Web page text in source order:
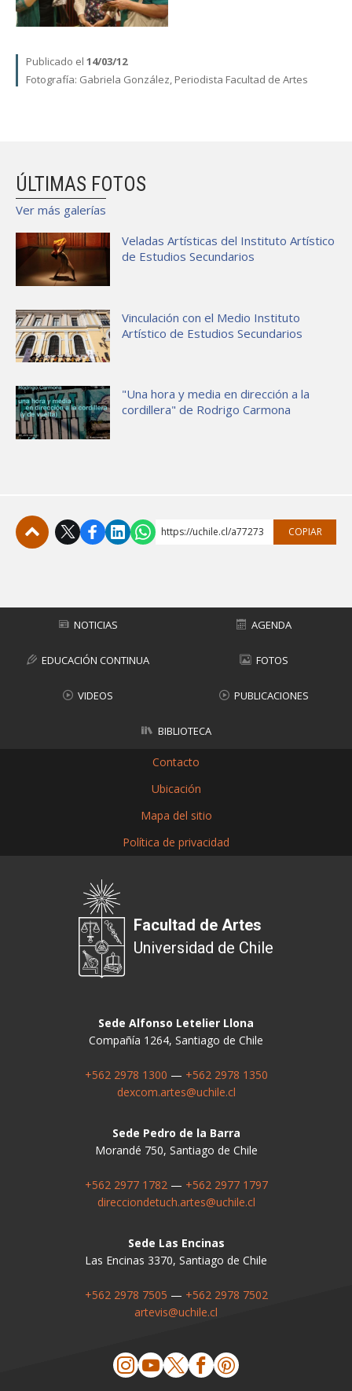
Publicado el 14/03/12
Fotografía: Gabriela González, Periodista Facultad de Artes
ÚLTIMAS FOTOS
Ver más galerías
Veladas Artísticas del Instituto Artístico
de Estudios Secundarios
Vinculación con el Medio Instituto
Artístico de Estudios Secundarios
"Una hora y media en dirección a la
cordillera" de Rodrigo Carmona
https://uchile.cl/a77273 COPIAR
NOTICIAS AGENDA
EDUCACIÓN CONTINUA FOTOS
VIDEOS PUBLICACIONES
BIBLIOTECA
Contacto
Ubicación
Mapa del sitio
Política de privacidad
Facultad de Artes
Universidad de Chile
Sede Alfonso Letelier Llona
Compañía 1264, Santiago de Chile
+562 2978 1300 — +562 2978 1350
dexcom.artes@uchile.cl
Sede Pedro de la Barra
Morandé 750, Santiago de Chile
+562 2977 1782— +562 2977 1797
direcciondetuch.artes@uchile.cl
Sede Las Encinas
Las Encinas 3370, Santiago de Chile
+562 2978 7505 — +562 2978 7502
artevis@uchile.cl